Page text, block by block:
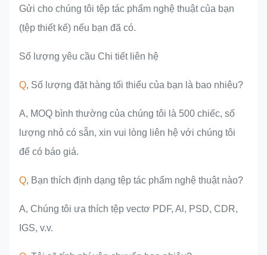
Gửi cho chúng tôi tệp tác phẩm nghệ thuật của bạn
(tệp thiết kế) nếu bạn đã có.
Số lượng yêu cầu Chi tiết liên hệ
Q, Số lượng đặt hàng tối thiểu của bạn là bao nhiêu?
A, MOQ bình thường của chúng tôi là 500 chiếc, số
lượng nhỏ có sẵn, xin vui lòng liên hệ với chúng tôi
để có báo giá.
Q, Bạn thích định dạng tệp tác phẩm nghệ thuật nào?
A, Chúng tôi ưa thích tệp vectơ PDF, Al, PSD, CDR,
IGS, v.v.